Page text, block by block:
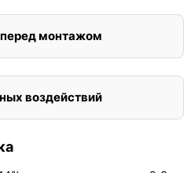
монтажом
воздействий